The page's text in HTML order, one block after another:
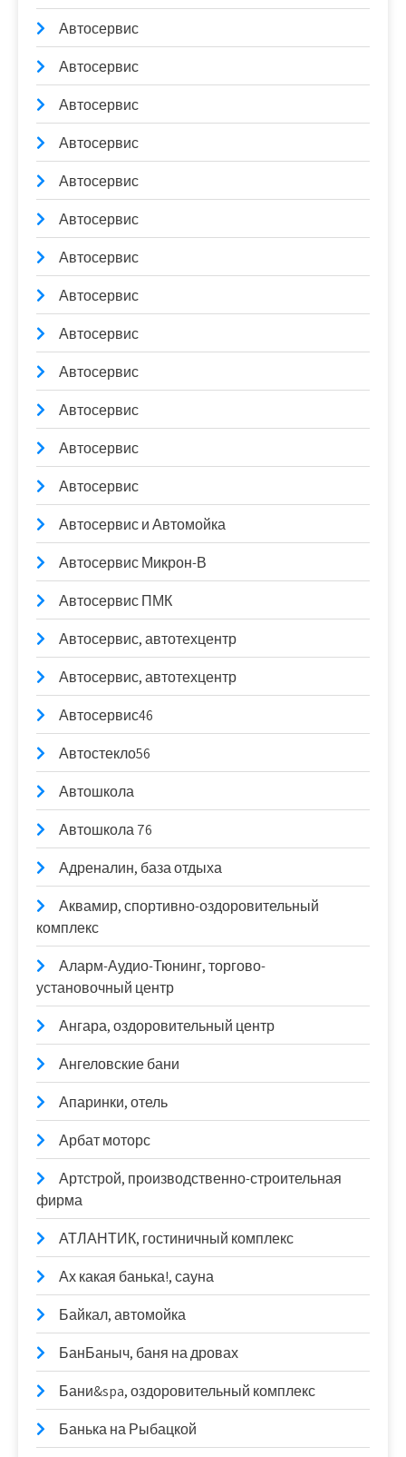
Автосервис
Автосервис
Автосервис
Автосервис
Автосервис
Автосервис
Автосервис
Автосервис
Автосервис
Автосервис
Автосервис
Автосервис
Автосервис
Автосервис и Автомойка
Автосервис Микрон-В
Автосервис ПМК
Автосервис, автотехцентр
Автосервис, автотехцентр
Автосервис46
Автостекло56
Автошкола
Автошкола 76
Адреналин, база отдыха
Аквамир, спортивно-оздоровительный
комплекс
Аларм-Аудио-Тюнинг, торгово-
установочный центр
Ангара, оздоровительный центр
Ангеловские бани
Апаринки, отель
Арбат моторс
Артстрой, производственно-строительная
фирма
АТЛАНТИК, гостиничный комплекс
Ах какая банька!, сауна
Байкал, автомойка
БанБаныч, баня на дровах
Бани&spa, оздоровительный комплекс
Банька на Рыбацкой